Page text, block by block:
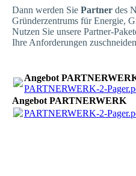
Dann werden Sie Partner des
Gründerzentrums für Energie,
Nutzen Sie unsere Partner-
Ihre Anforderungen
Angebot
PARTNERWERK-2-
Angebot PARTNERWERK
PARTNERWERK-2-